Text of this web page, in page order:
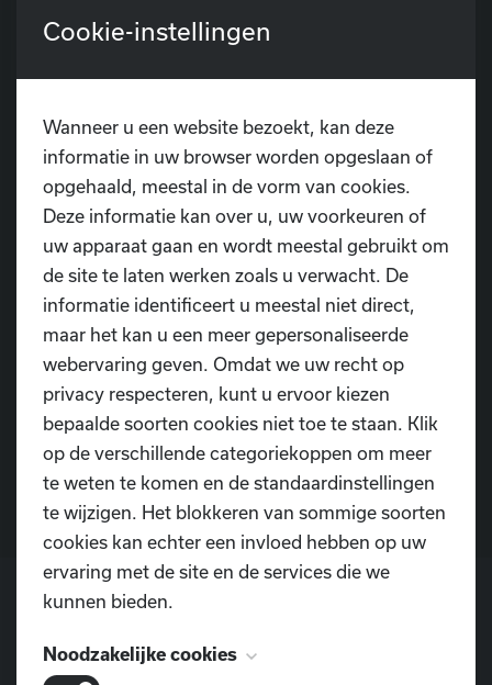
no worries: er zijn voldoende drank en versnaperingen
De Quiz@D.I.O.P. 2024 is volzet. Als u op de reserve
lijst wil inschrijven kan u mailen naar
dansschooldiop@hotmail.com
Cookie-instellingen
Wanneer u een website bezoekt, kan deze
informatie in uw browser worden opgeslaan of
opgehaald, meestal in de vorm van cookies.
Deze informatie kan over u, uw voorkeuren of
uw apparaat gaan en wordt meestal gebruikt om
de site te laten werken zoals u verwacht. De
informatie identificeert u meestal niet direct,
maar het kan u een meer gepersonaliseerde
webervaring geven. Omdat we uw recht op
privacy respecteren, kunt u ervoor kiezen
bepaalde soorten cookies niet toe te staan. Klik
op de verschillende categoriekoppen om meer
te weten te komen en de standaardinstellingen
te wijzigen. Het blokkeren van sommige soorten
cookies kan echter een invloed hebben op uw
ervaring met de site en de services die we
kunnen bieden.
Noodzakelijke cookies
Heb je nog vragen?
Contacteer ons
POSTADRES